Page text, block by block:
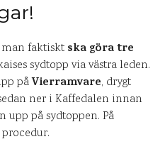
faktiskt ska göra tre
sydtopp via västra leden.
påVierramvare, drygt
ner i Kaffedalen innan
upp på sydtoppen. På